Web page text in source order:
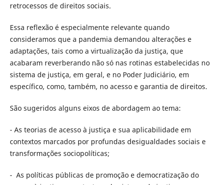
retrocessos de direitos sociais.
Essa reflexão é especialmente relevante quando
consideramos que a pandemia demandou alterações e
adaptações, tais como a virtualização da justiça, que
acabaram reverberando não só nas rotinas estabelecidas no
sistema de justiça, em geral, e no Poder Judiciário, em
específico, como, também, no acesso e garantia de direitos.
São sugeridos alguns eixos de abordagem ao tema:
- As teorias de acesso à justiça e sua aplicabilidade em
contextos marcados por profundas desigualdades sociais e
transformações sociopolíticas;
- As políticas públicas de promoção e democratização do